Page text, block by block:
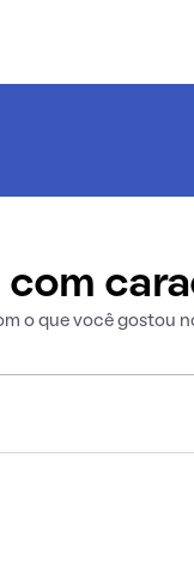
com
o que você gostou